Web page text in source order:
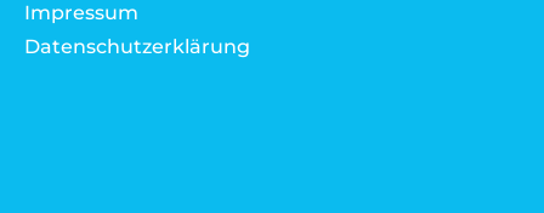
Impressum
Datenschutzerklärung